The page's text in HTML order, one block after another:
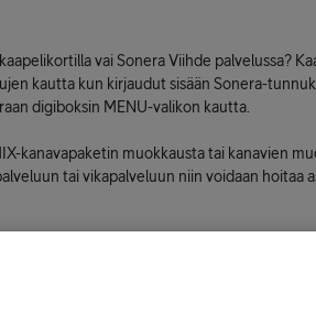
vai Sonera Viihde palvelussa?
kautta kun kirjaudut sisään Sonera-
digiboksin MENU-valikon kautta.
kanavapaketin muokkausta tai kanavien
tai vikapalveluun niin voidaan hoitaa